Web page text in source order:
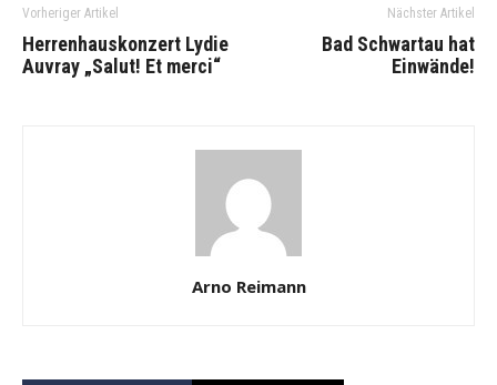
Vorheriger Artikel
Herrenhauskonzert Lydie
Auvray „Salut! Et merci“
Nächster Artikel
Bad Schwartau hat
Einwände!
Arno Reimann